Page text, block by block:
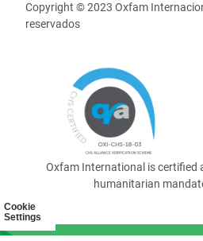
Cookie
Settings
Copyright © 2023 Oxfam
reservados
Oxfam International is certified
humanitarian